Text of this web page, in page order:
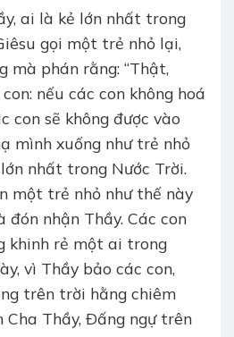
ai là kẻ lớn nhất trong
gọi một trẻ nhỏ lại,
mà phán rằng: “Thật,
nếu các con không hoá
con sẽ không được vào
mình xuống như trẻ nhỏ
nhất trong Nước Trời.
một trẻ nhỏ như thế này
đón nhận Thầy. Các con
khinh rẻ một ai trong
vì Thầy bảo các con,
trên trời hằng chiêm
Cha Thầy, Ðấng ngự trên